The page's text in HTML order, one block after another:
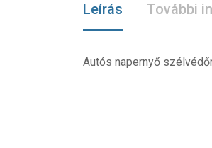
Leírás További
Autós napernyő